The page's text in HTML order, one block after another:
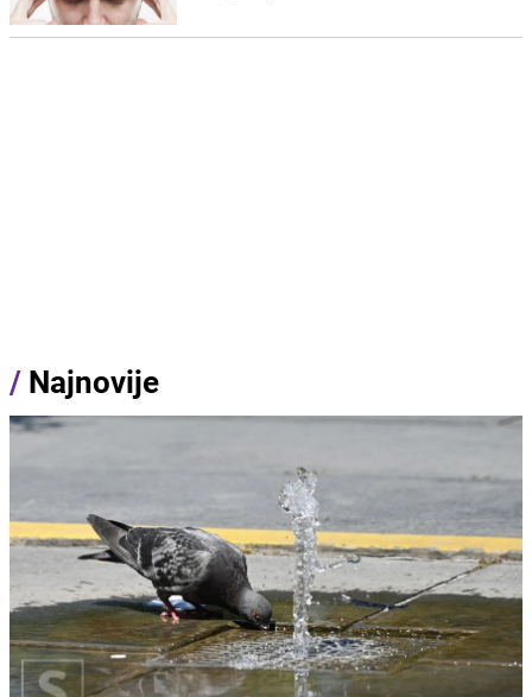
/ Najnovije